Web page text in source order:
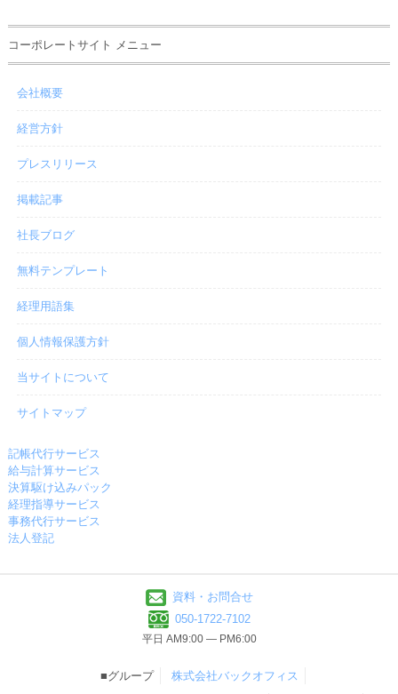
コーポレートサイト メニュー
会社概要
経営方針
プレスリリース
掲載記事
社長ブログ
無料テンプレート
経理用語集
個人情報保護方針
当サイトについて
サイトマップ
記帳代行サービス
給与計算サービス
決算駆け込みパック
経理指導サービス
事務代行サービス
法人登記
資料・お問合せ
050-1722-7102
平日 AM9:00 ― PM6:00
■グループ 株式会社バックオフィス